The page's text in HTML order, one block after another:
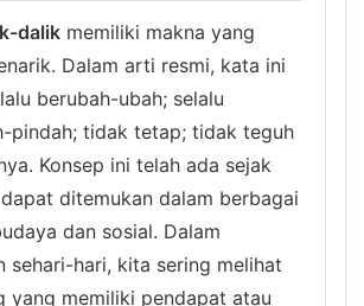
dalik memiliki makna yang
Dalam arti resmi, kata ini
berubah-ubah; selalu
pindah; tidak tetap; tidak teguh
Konsep ini telah ada sejak
ditemukan dalam berbagai
dan sosial. Dalam
sehari-hari, kita sering melihat
yang memiliki pendapat atau